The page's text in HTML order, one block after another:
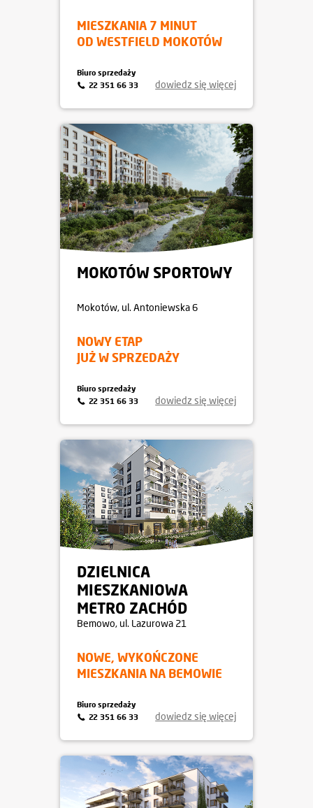
MIESZKANIA 7 MINUT
OD WESTFIELD MOKOTÓW
dowiedz się więcej
Biuro sprzedaży
22 351 66 33
MOKOTÓW SPORTOWY
Mokotów, ul. Antoniewska 6
NOWY ETAP
JUŻ W SPRZEDAŻY
dowiedz się więcej
Biuro sprzedaży
22 351 66 33
DZIELNICA
MIESZKANIOWA
METRO ZACHÓD
Bemowo, ul. Lazurowa 21
NOWE, WYKOŃCZONE
MIESZKANIA NA BEMOWIE
dowiedz się więcej
Biuro sprzedaży
22 351 66 33